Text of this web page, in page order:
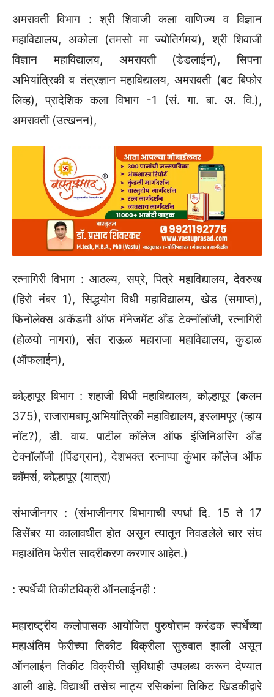
अमरावती विभाग : श्री शिवाजी कला वाणिज्य व विज्ञान
महाविद्यालय, अकोला (तमसो मा ज्योतिर्गमय), श्री शिवाजी
विज्ञान महाविद्यालय, अमरावती (डेडलाईन), सिपना
अभियांत्रिकी व तंत्रज्ञान महाविद्यालय, अमरावती (बट बिफोर
लिव्ह), प्रादेशिक कला विभाग -1 (सं. गा. बा. अ. वि.),
अमरावती (उत्खनन),
रत्नागिरी विभाग : आठल्य, सप्रे, पित्रे महाविद्यालय, देवरुख
(हिरो नंबर 1), सिद्धयोग विधी महाविद्यालय, खेड (समाप्त),
फिनोलेक्स अकॅडमी ऑफ मॅनेजमेंट अँड टेक्नॉलॉजी, रत्नागिरी
(होळयो नागरा), संत राऊळ महाराजा महाविद्यालय, कुडाळ
(ऑफलाईन),
कोल्हापूर विभाग : शहाजी विधी महाविद्यालय, कोल्हापूर (कलम
375), राजारामबापू अभियांत्रिकी महाविद्यालय, इस्लामपूर (व्हाय
नॉट?), डी. वाय. पाटील कॉलेज ऑफ इंजिनिअरिंग अँड
टेक्नॉलॉजी (पिंडग्रान), देशभक्त रत्नाप्पा कुंभार कॉलेज ऑफ
कॉमर्स, कोल्हापूर (यात्रा)
संभाजीनगर : (संभाजीनगर विभागाची स्पर्धा दि. 15 ते 17
डिसेंबर या कालावधीत होत असून त्यातून निवडलेले चार संघ
महाअंतिम फेरीत सादरीकरण करणार आहेत.)
: स्पर्धेची तिकीटविक्री ऑनलाईनही :
महाराष्ट्रीय कलोपासक आयोजित पुरुषोत्तम करंडक स्पर्धेच्या
महाअंतिम फेरीच्या तिकीट विक्रीला सुरुवात झाली असून
ऑनलाईन तिकीट विक्रीची सुविधाही उपलब्ध करून देण्यात
आली आहे. विद्यार्थी तसेच नाट्य रसिकांना तिकिट खिडकीद्वारे